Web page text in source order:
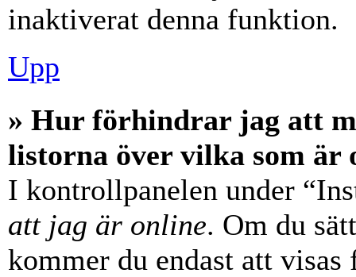
inaktiverat denna funktion.
Upp
» Hur förhindrar jag att
listorna över vilka som är
I kontrollpanelen under
att jag är online. Om du
kommer du endast att